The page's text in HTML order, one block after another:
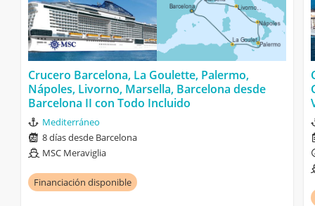
Crucero Barcelona, La Goulette, Palermo,
Nápoles, Livorno, Marsella, Barcelona desde
Barcelona II con Todo Incluido
Mediterráneo
8 días desde Barcelona
MSC Meraviglia
Financiación disponible